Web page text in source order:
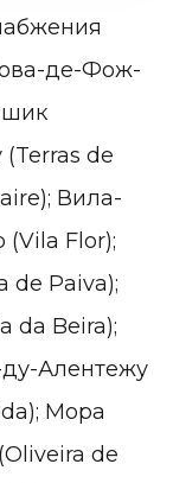
де-Фож-
de
Вила-
Flor);
de Paiva);
da Beira);
Алентежу
Мора
de